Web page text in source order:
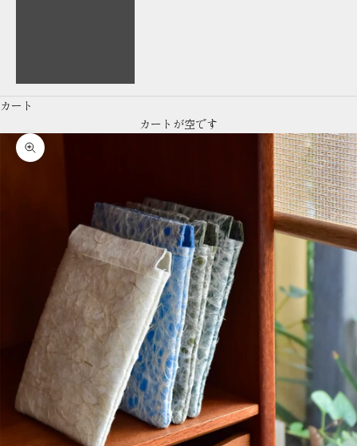
カート
カートが空です
ズームイン